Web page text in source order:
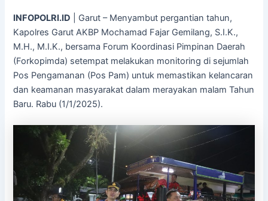
INFOPOLRI.ID | Garut – Menyambut pergantian tahun,
Kapolres Garut AKBP Mochamad Fajar Gemilang, S.I.K.,
M.H., M.I.K., bersama Forum Koordinasi Pimpinan Daerah
(Forkopimda) setempat melakukan monitoring di sejumlah
Pos Pengamanan (Pos Pam) untuk memastikan kelancaran
dan keamanan masyarakat dalam merayakan malam Tahun
Baru. Rabu (1/1/2025).